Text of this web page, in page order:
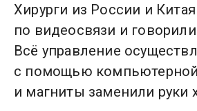
Хирурги из России и
по видеосвязи и
Всё управление
с помощью
и магниты заменили руки